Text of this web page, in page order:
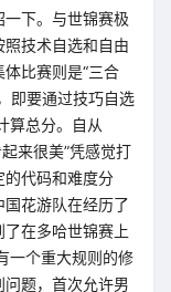
下。与世锦赛极
技术自选和自由
体比赛则是“三合
即要通过技巧自选
算总分。自从
来很美”凭感觉打
的代码和难度分
花游队在经历了
在多哈世锦赛上
一个重大规则的修
题，首次允许男